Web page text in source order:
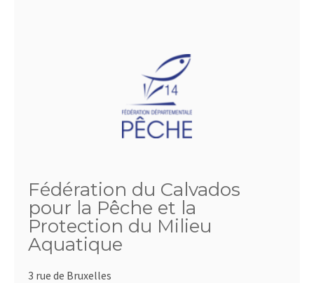
Fédération du Calvados
pour la Pêche et la
Protection du Milieu
Aquatique
3 rue de Bruxelles